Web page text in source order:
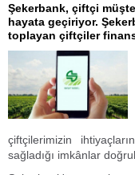
Şekerbank, çiftçi
hayata geçiriyor.
toplayan çiftçiler
çiftçilerimizin
sağladığı imkânlar